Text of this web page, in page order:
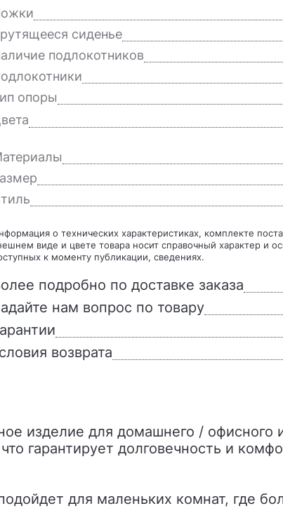
сиденье
подлокотников
опоры
виде и цвете товара носит справочный характер и
к моменту публикации, сведениях.
подробно по доставке заказа
нам вопрос по товару
возврата
гарантирует долговечность и
для маленьких комнат, где